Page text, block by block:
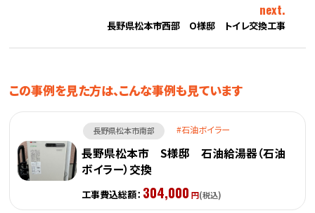
next.
長野県松本市西部 O様邸 トイレ交換工事
この事例を見た方は、こんな事例も見ています
長野県松本市南部 石油ボイラー
長野県松本市 S様邸 石油給湯器（石油
ボイラー）交換
工事費込総額： 304,000 円(税込)